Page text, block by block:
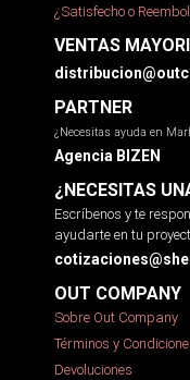
¿Satisfecho o
VENTAS
PARTNER
¿Necesitas ayuda en
Agencia BIZEN
¿NECESITAS
Escríbenos y te
ayudarte en tu
OUT COMPANY
Sobre Out Company
Términos y
Devoluciones